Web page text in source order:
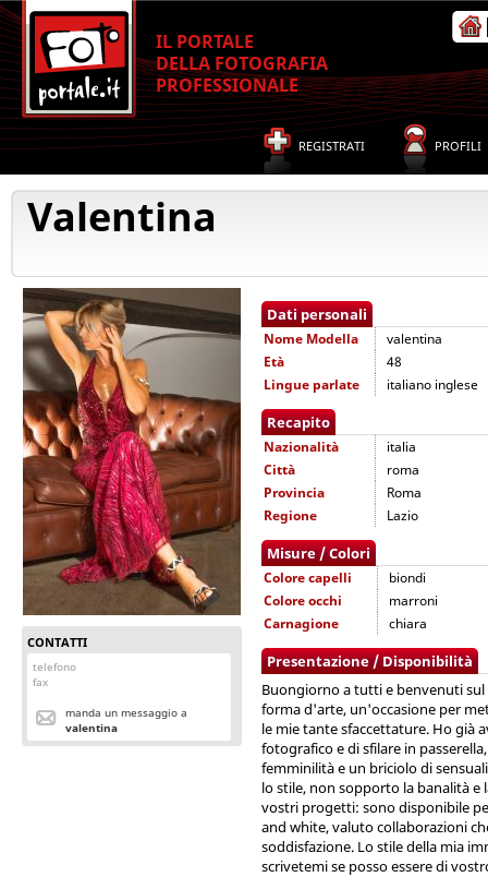
IL PORTALE
DELLA FOTOGRAFIA
PROFESSIONALE
REGISTRATI PROFILI
Valentina
CONTATTI
telefono
fax
manda un messaggio a
valentina
Dati personali
Nome Modella
valentina
Età
48
Lingue parlate
italiano inglese
Recapito
Nazionalità
italia
Città
roma
Provincia
Roma
Regione
Lazio
Misure / Colori
Colore capelli
biondi
Colore occhi
marroni
Carnagione
chiara
Presentazione / Disponibilità
Buongiorno a tutti e benvenuti
forma d'arte, un'occasione per
le mie tante sfaccettature. Ho già
fotografico e di sfilare in
femminilità e un briciolo di
lo stile, non sopporto la banalità e
vostri progetti: sono disponibile
and white, valuto collaborazioni
soddisfazione. Lo stile della mia
scrivetemi se posso essere di